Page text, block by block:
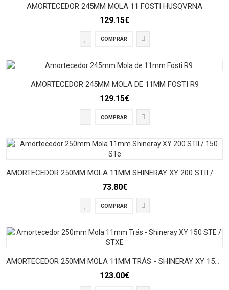
AMORTECEDOR 245MM MOLA 11 FOSTI HUSQVRNA
129.15€
COMPRAR
AMORTECEDOR 245MM MOLA DE 11MM FOSTI R9
129.15€
COMPRAR
AMORTECEDOR 250MM MOLA 11MM SHINERAY XY 200 STII / 150 STE
73.80€
COMPRAR
AMORTECEDOR 250MM MOLA 11MM TRÁS - SHINERAY XY 150 STE / STXE
123.00€